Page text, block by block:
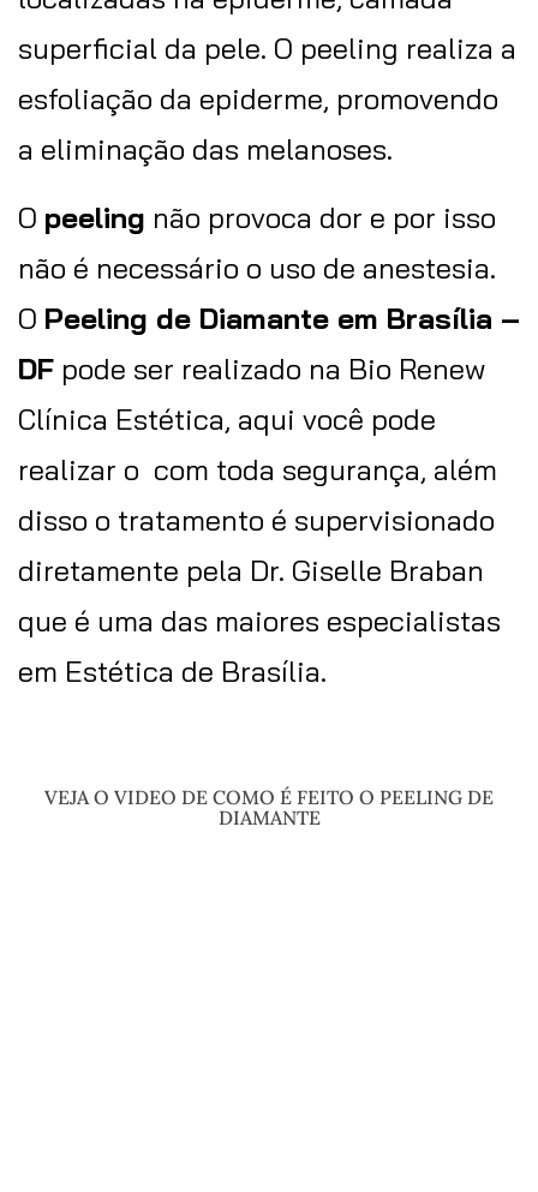
superficial da pele. O peeling realiza a
esfoliação da epiderme, promovendo
a eliminação das melanoses.
O peeling não provoca dor e por isso
não é necessário o uso de anestesia.
O Peeling de Diamante em Brasília –
DF pode ser realizado na Bio Renew
Clínica Estética, aqui você pode
realizar o com toda segurança, além
disso o tratamento é supervisionado
diretamente pela Dr. Giselle Braban
que é uma das maiores especialistas
em Estética de Brasília.
VEJA O VIDEO DE COMO É FEITO O PEELING DE
DIAMANTE